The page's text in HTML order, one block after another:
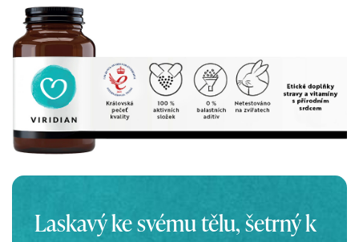
Laskavý ke svému tělu, šetrný k